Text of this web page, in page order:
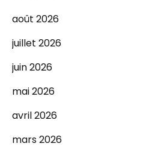
août 2026
juillet 2026
juin 2026
mai 2026
avril 2026
mars 2026